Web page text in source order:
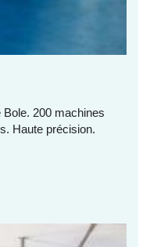
200 machines
Haute précision.